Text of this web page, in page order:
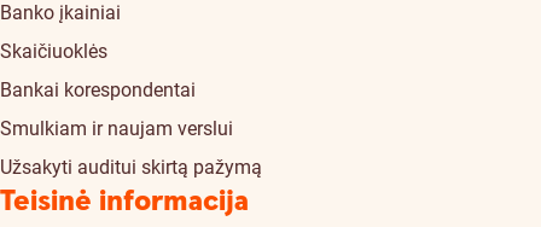
Banko įkainiai
Skaičiuoklės
Bankai korespondentai
Smulkiam ir naujam verslui
Užsakyti auditui skirtą pažymą
Teisinė informacija